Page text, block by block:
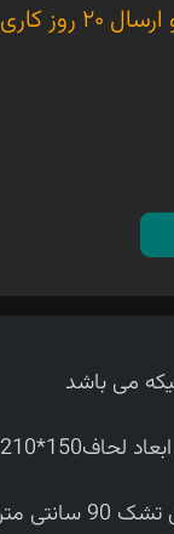
کاری
متر می باشد.
متر